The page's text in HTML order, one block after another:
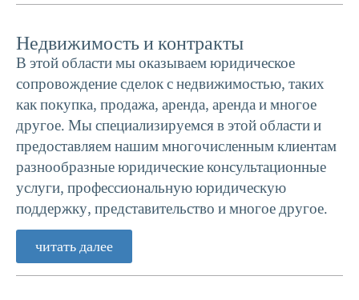
Недвижимость и контракты
В этой области мы оказываем юридическое
сопровождение сделок с недвижимостью, таких
как покупка, продажа, аренда, аренда и многое
другое. Мы специализируемся в этой области и
предоставляем нашим многочисленным клиентам
разнообразные юридические консультационные
услуги, профессиональную юридическую
поддержку, представительство и многое другое.
читать далее